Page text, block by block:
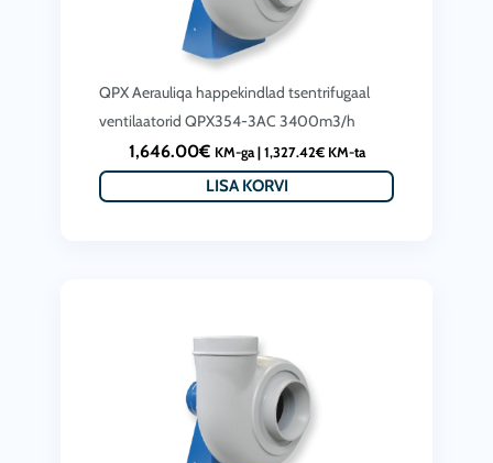
QPX Aerauliqa happekindlad tsentrifugaal
ventilaatorid QPX354-3AC 3400m3/h
1,646.00€ KM-ga | 1,327.42€KM-ta
LISA KORVI